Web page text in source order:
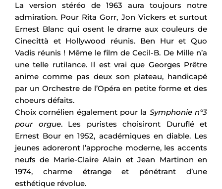
La version stéréo de 1963 aura toujours notre
admiration. Pour Rita Gorr, Jon Vickers et surtout
Ernest Blanc qui osent le drame aux couleurs de
Cinecittà et Hollywood réunis. Ben Hur et Quo
Vadis réunis ! Même le film de Cecil-B. De Mille n’a
une telle rutilance. Il est vrai que Georges Prêtre
anime comme pas deux son plateau, handicapé
par un Orchestre de l’Opéra en petite forme et des
choeurs défaits.
Choix cornélien également pour la Symphonie n°3
pour orgue. Les puristes choisiront Duruflé et
Ernest Bour en 1952, académiques en diable. Les
jeunes adoreront l’approche moderne, les accents
neufs de Marie-Claire Alain et Jean Martinon en
1974, charme étrange et pénétrant d’une
esthétique révolue.